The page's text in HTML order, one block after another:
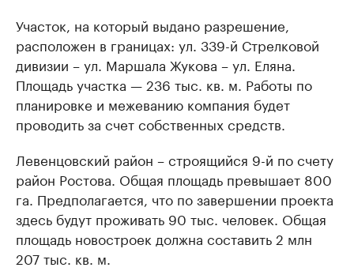
Участок, на который выдано разрешение,
расположен в границах: ул. 339-й Стрелковой
дивизии – ул. Маршала Жукова – ул. Еляна.
Площадь участка — 236 тыс. кв. м. Работы по
планировке и межеванию компания будет
проводить за счет собственных средств.
Левенцовский район – строящийся 9-й по счету
район Ростова. Общая площадь превышает 800
га. Предполагается, что по завершении проекта
здесь будут проживать 90 тыс. человек. Общая
площадь новостроек должна составить 2 млн
207 тыс. кв. м.